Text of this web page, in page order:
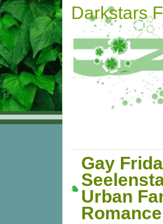
Darkstars
Gay
Urban
Romance